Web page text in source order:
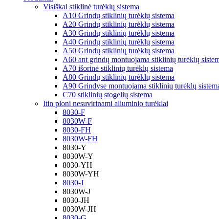
Visiškai stiklinė turėklų sistema
A10 Grindų stiklinių turėklų sistema
A20 Grindų stiklinių turėklų sistema
A30 Grindų stiklinių turėklų sistema
A40 Grindų stiklinių turėklų sistema
A50 Grindų stiklinių turėklų sistema
A60 ant grindų montuojama stiklinių turėklų
A70 išorinė stiklinių turėklų sistema
A80 Grindų stiklinių turėklų sistema
A90 Grindyse montuojama stiklinių turėklų
C70 stiklinių stogelių sistema
Itin ploni nesuvirinami aliuminio turėklai
8030-F
8030W-F
8030-FH
8030W-FH
8030-Y
8030W-Y
8030-YH
8030W-YH
8030-J
8030W-J
8030-JH
8030W-JH